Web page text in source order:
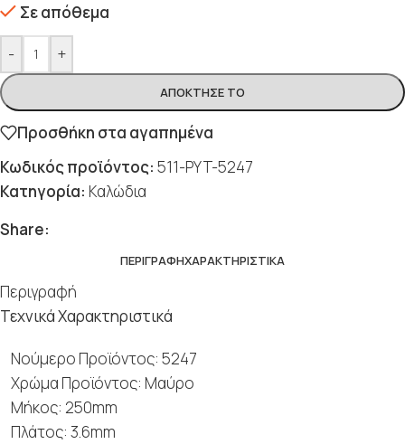
Σε απόθεμα
- +
ΑΠΌΚΤΗΣΈ ΤΟ
Προσθήκη στα αγαπημένα
Κωδικός προϊόντος: 511-PYT-5247
Κατηγορία: Καλώδια
Share:
ΠΕΡΙΓΡΑΦΉΧΑΡΑΚΤΗΡΙΣΤΙΚΆ
Περιγραφή
Τεχνικά Χαρακτηριστικά
Νούμερο Προϊόντος: 5247
Χρώμα Προϊόντος: Μαύρο
Μήκος: 250mm
Πλάτος: 3.6mm